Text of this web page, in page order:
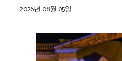
2026년 08월 05일